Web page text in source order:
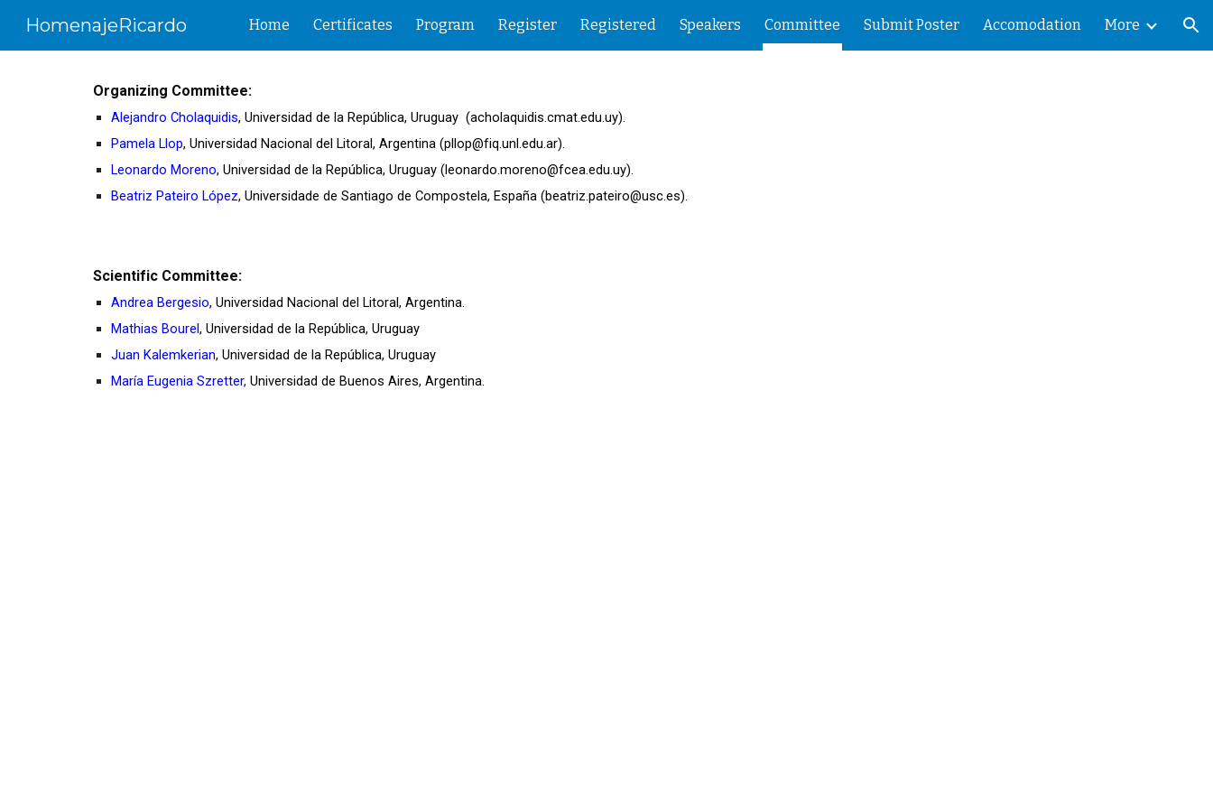
Skip to main content Skip to navigation
HomenajeRicardo Home Certificates Program Register Registered Speakers Committee Submit Poster Accomodation More
Organizing Committee:
Alejandro Cholaquidis, Universidad de la República, Uruguay (acholaquidis.cmat.edu.uy).
Pamela Llop, Universidad Nacional del Litoral, Argentina (pllop@fiq.unl.edu.ar).
Leonardo Moreno, Universidad de la República, Uruguay(leonardo.moreno@fcea.edu.uy).
Beatriz Pateiro López, Universidade de Santiago de Compostela, España (beatriz.pateiro@usc.es).
Scientific Committee:
Andrea Bergesio, Universidad Nacional del Litoral, Argentina.
Mathias Bourel, Universidad de la República, Uruguay
Juan Kalemkerian, Universidad de la República, Uruguay
María Eugenia Szretter, Universidad de Buenos Aires, Argentina.